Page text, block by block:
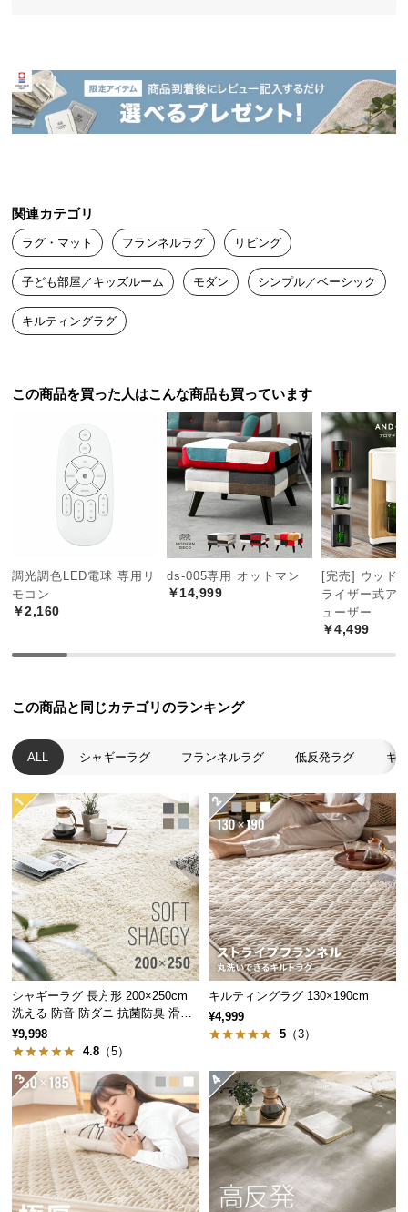
品
の
配
送
て
小
型
品
送
置
サ
ー
ス
つ
て
入
経
路
に
つ
い
て
返
品・
キ
ャ
ン
セ
ル
に
つ
い
て
関連カテゴリ
ラグ・マット フランネルラグ リビング
子ども部屋／キッズルーム モダン シンプル／ベーシック
キルティングラグ
この商品を買った人はこんな商品も買っています
調光調色LED電球 専用リ
モコン
￥2,160
ds-005専用 オットマン
￥14,999
[完売] ウッド
ライザー式ア
ューザー
￥4,499
この商品と同じカテゴリのランキング
ALL シャギーラグ フランネルラグ 低反発ラグ キ
シャギーラグ 長方形 200×250cm
洗える 防音 防ダニ 抗菌防臭 滑り
止め付き
¥9,998
4.8 （5）
キルティングラグ 130×190cm
¥4,999
5 （3）